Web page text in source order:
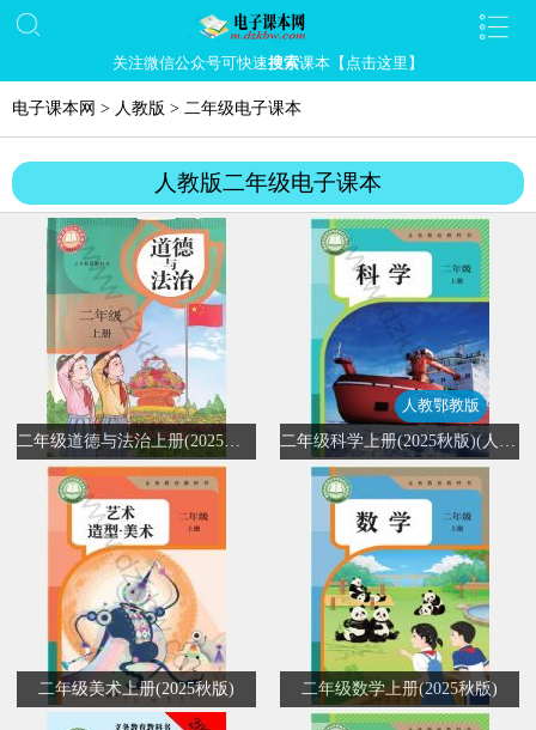
关注微信公众号可快速搜索课本【点击这里】
电子课本网 > 人教版 > 二年级电子课本
人教版二年级电子课本
二年级道德与法治上册(2025秋版)(部编版)
人教鄂教版
二年级科学上册(2025秋版)(人教鄂教版)
二年级美术上册(2025秋版) 二年级数学上册(2025秋版)